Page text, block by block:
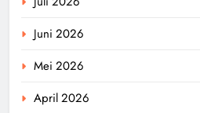
Juni 2026
Mei 2026
April 2026